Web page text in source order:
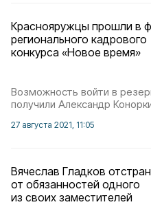
Краснояружцы прошли в
регионального кадрового
конкурса «Новое время»
Возможность войти в
получили Александр
27 августа 2021, 11:05
Вячеслав Гладков
от обязанностей одного
из своих заместителей